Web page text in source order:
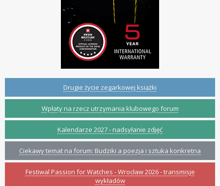
Drugie życie zegarkowej książki
Wpłaty na rzecz utrzymania klubowego forum
Kalendarze 2027 - nadsyłanie zdjęć
Ciekawy temat na forum: Budziki a poezja i sztuka konkretna
Festiwal Passion for Watches - Wrocław 2026 - transmisje
wykładów